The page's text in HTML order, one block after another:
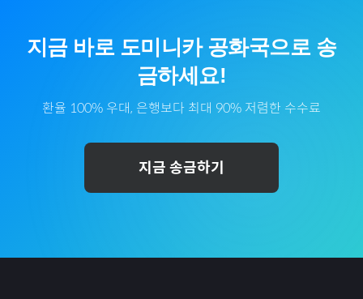
지금 바로 도미니카 공화국으로송
금하세요!
환율 100% 우대, 은행보다 최대 90% 저렴한 수수료
지금 송금하기